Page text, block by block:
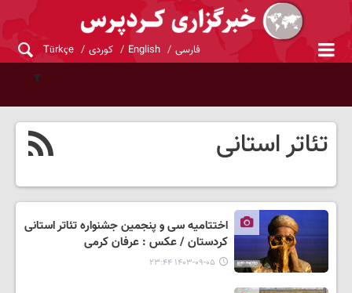
فارسی English کوردی Türkçe
تئاتر استانی
اختتامیه سی و پنجمین جشنواره تئاتر استانی
کردستان / عکس : عرفان کرمی
۱۴۰۳-۰۹-۰۵ ۲۳:۴۴